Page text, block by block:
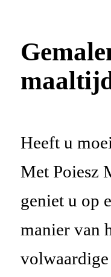
Heeft u
Met Poiesz
geniet u op
manier van